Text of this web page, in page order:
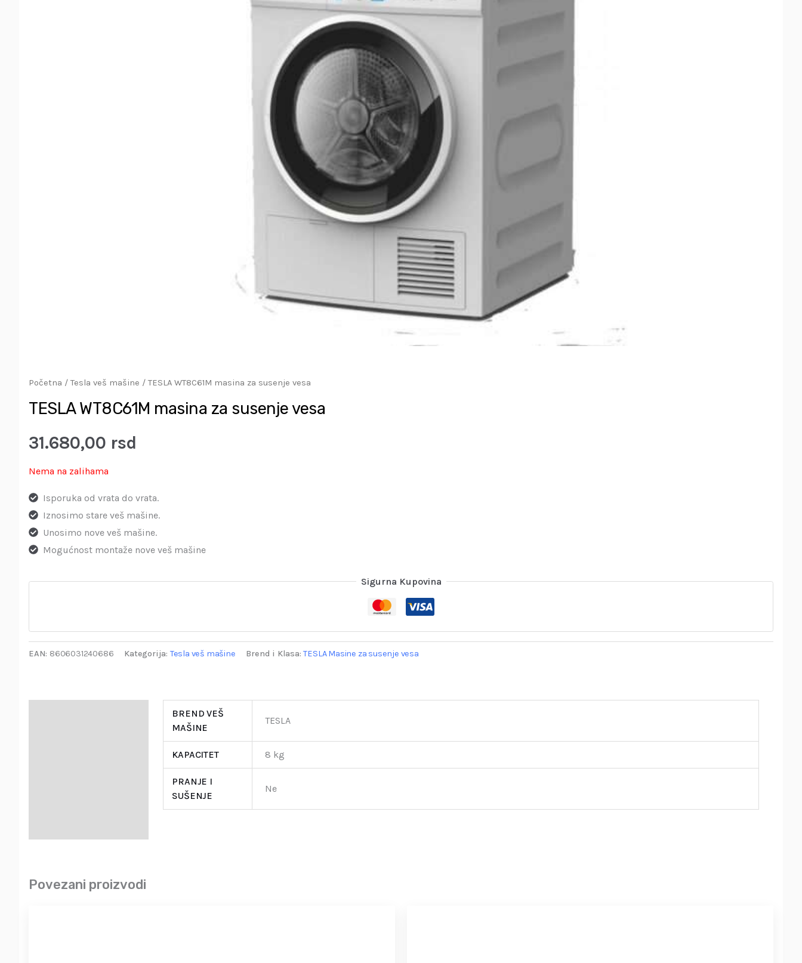
Početna /Tesla veš mašine / TESLA WT8C61M masina za susenje vesa
TESLA WT8C61M masina za susenje vesa
31.680,00 rsd
Nema na zalihama
Isporuka od vrata do vrata.
Iznosimo stare veš mašine.
Unosimo nove veš mašine.
Mogućnost montaže nove veš mašine
Sigurna Kupovina
EAN: 8606031240686 Kategorija: Tesla veš mašine Brend i Klasa:TESLA Masine za susenje vesa
BREND VEŠ
MAŠINE
TESLA
KAPACITET 8 kg
PRANJE I
SUŠENJE
Ne
Povezani proizvodi